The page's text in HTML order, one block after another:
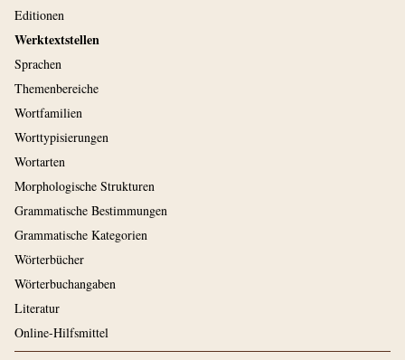
Editionen
Werktextstellen
Sprachen
Themenbereiche
Wortfamilien
Worttypisierungen
Wortarten
Morphologische Strukturen
Grammatische Bestimmungen
Grammatische Kategorien
Wörterbücher
Wörterbuchangaben
Literatur
Online-Hilfsmittel